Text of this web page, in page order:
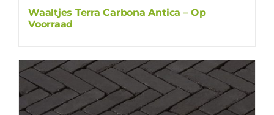
Waaltjes Terra Carbona Antica – Op
Voorraad